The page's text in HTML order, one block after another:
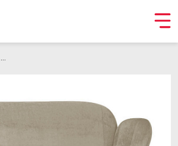
Мягкая мебель